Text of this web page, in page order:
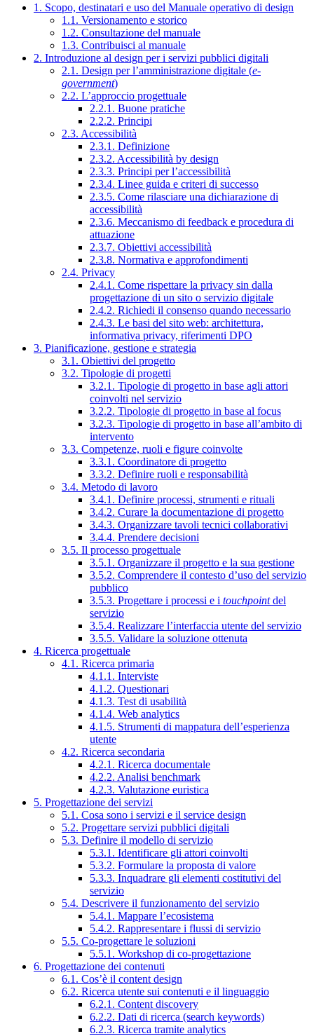
1. Scopo, destinatari e uso del Manuale operativo di design
1.1. Versionamento e storico
1.2. Consultazione del manuale
1.3. Contribuisci al manuale
2. Introduzione al design per i servizi pubblici digitali
2.1. Design per l’amministrazione digitale (e-
government)
2.2. L’approccio progettuale
2.2.1. Buone pratiche
2.2.2. Principi
2.3. Accessibilità
2.3.1. Definizione
2.3.2. Accessibilità by design
2.3.3. Principi per l’accessibilità
2.3.4. Linee guida e criteri di successo
2.3.5. Come rilasciare una dichiarazione di
accessibilità
2.3.6. Meccanismo di feedback e procedura di
attuazione
2.3.7. Obiettivi accessibilità
2.3.8. Normativa e approfondimenti
2.4. Privacy
2.4.1. Come rispettare la privacy sin dalla
progettazione di un sito o servizio digitale
2.4.2. Richiedi il consenso quando necessario
2.4.3. Le basi del sito web: architettura,
informativa privacy, riferimenti DPO
3. Pianificazione, gestione e strategia
3.1. Obiettivi del progetto
3.2. Tipologie di progetti
3.2.1. Tipologie di progetto in base agli attori
coinvolti nel servizio
3.2.2. Tipologie di progetto in base al focus
3.2.3. Tipologie di progetto in base all’ambito di
intervento
3.3. Competenze, ruoli e figure coinvolte
3.3.1. Coordinatore di progetto
3.3.2. Definire ruoli e responsabilità
3.4. Metodo di lavoro
3.4.1. Definire processi, strumenti e rituali
3.4.2. Curare la documentazione di progetto
3.4.3. Organizzare tavoli tecnici collaborativi
3.4.4. Prendere decisioni
3.5. Il processo progettuale
3.5.1. Organizzare il progetto e la sua gestione
3.5.2. Comprendere il contesto d’uso del servizio
pubblico
3.5.3. Progettare i processi e i touchpointdel
servizio
3.5.4. Realizzare l’interfaccia utente del servizio
3.5.5. Validare la soluzione ottenuta
4. Ricerca progettuale
4.1. Ricerca primaria
4.1.1. Interviste
4.1.2. Questionari
4.1.3. Test di usabilità
4.1.4. Web analytics
4.1.5. Strumenti di mappatura dell’esperienza
utente
4.2. Ricerca secondaria
4.2.1. Ricerca documentale
4.2.2. Analisi benchmark
4.2.3. Valutazione euristica
5. Progettazione dei servizi
5.1. Cosa sono i servizi e il service design
5.2. Progettare servizi pubblici digitali
5.3. Definire il modello di servizio
5.3.1. Identificare gli attori coinvolti
5.3.2. Formulare la proposta di valore
5.3.3. Inquadrare gli elementi costitutivi del
servizio
5.4. Descrivere il funzionamento del servizio
5.4.1. Mappare l’ecosistema
5.4.2. Rappresentare i flussi di servizio
5.5. Co-progettare le soluzioni
5.5.1. Workshop di co-progettazione
6. Progettazione dei contenuti
6.1. Cos’è il content design
6.2. Ricerca utente sui contenuti e il linguaggio
6.2.1. Content discovery
6.2.2. Dati di ricerca (search keywords)
6.2.3. Ricerca tramite analytics